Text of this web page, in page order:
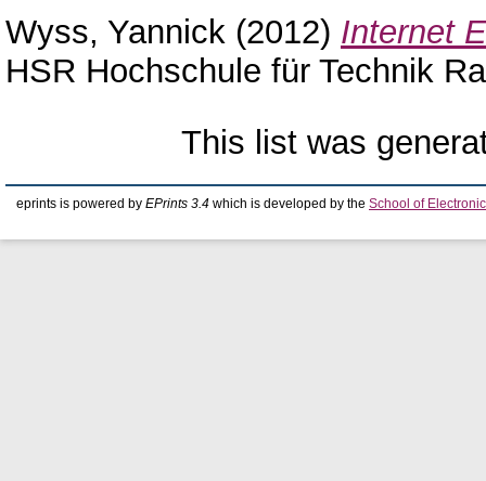
Wyss, Yannick (2012) Internet
HSR Hochschule für Technik
This list was
eprints is powered by EPrints 3.4 which is developed by the School of